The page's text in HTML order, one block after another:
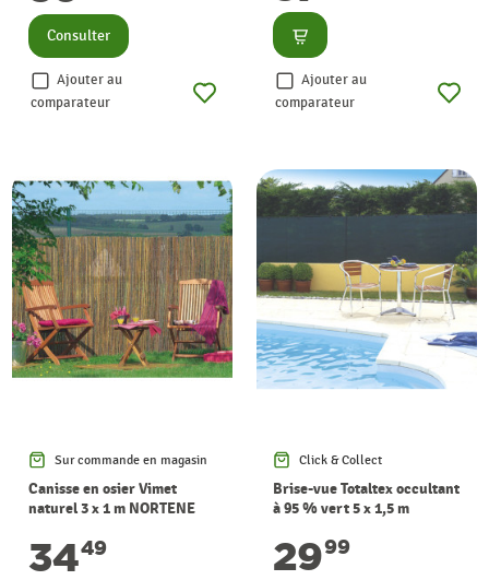
Consulter
Ajouter au
comparateur
Consulter
Ajouter au
comparateur
Sur commande en magasin
Canisse en osier Vimet
naturel 3 x 1 m NORTENE
3449
Click & Collect
Brise-vue Totaltex occultant
à 95 % vert 5 x 1,5 m
2999